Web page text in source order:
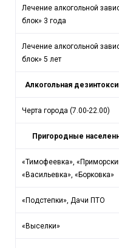
Лечение алкогольной
блок» 3 года
Лечение алкогольной
блок» 5 лет
Алкогольная
Черта города (7.00-22.00)
Пригородные
«Тимофеевка»,
«Васильевка», «Борковка»
«Подстепки», Дачи ПТО
«Выселки»